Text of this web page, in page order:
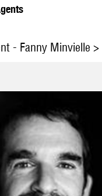
- Fanny Minvielle >